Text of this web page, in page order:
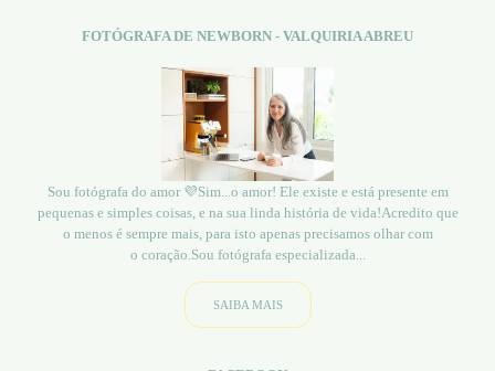
FOTÓGRAFA DE NEWBORN - VALQUIRIA ABREU
Sou fotógrafa do amor 💜Sim...o amor! Ele existe e está presente em
pequenas e simples coisas, e na sua linda história de vida!Acredito que
o menos é sempre mais, para isto apenas precisamos olhar com
o coração.Sou fotógrafa especializada...
SAIBA MAIS